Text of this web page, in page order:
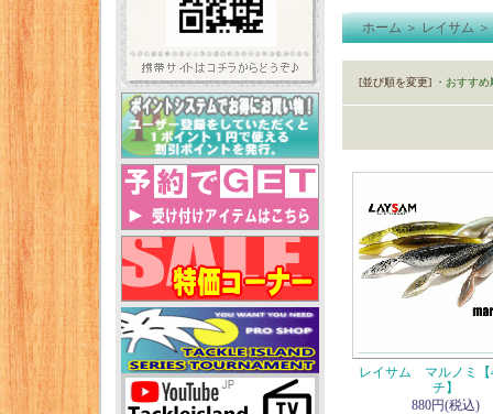
ホーム＞レイサム＞
[並び順を変更] ・おすすめ
レイサム マルノミ【
チ】
880円(税込)